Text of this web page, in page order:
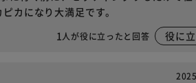
カになり大満足です。
1人が役に立ったと回答 役に